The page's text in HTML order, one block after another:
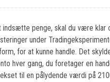
indsætte penge, skal du være
under
for at kunne handle. Det
hver gang, du foretager en
til en pålydende værdi på